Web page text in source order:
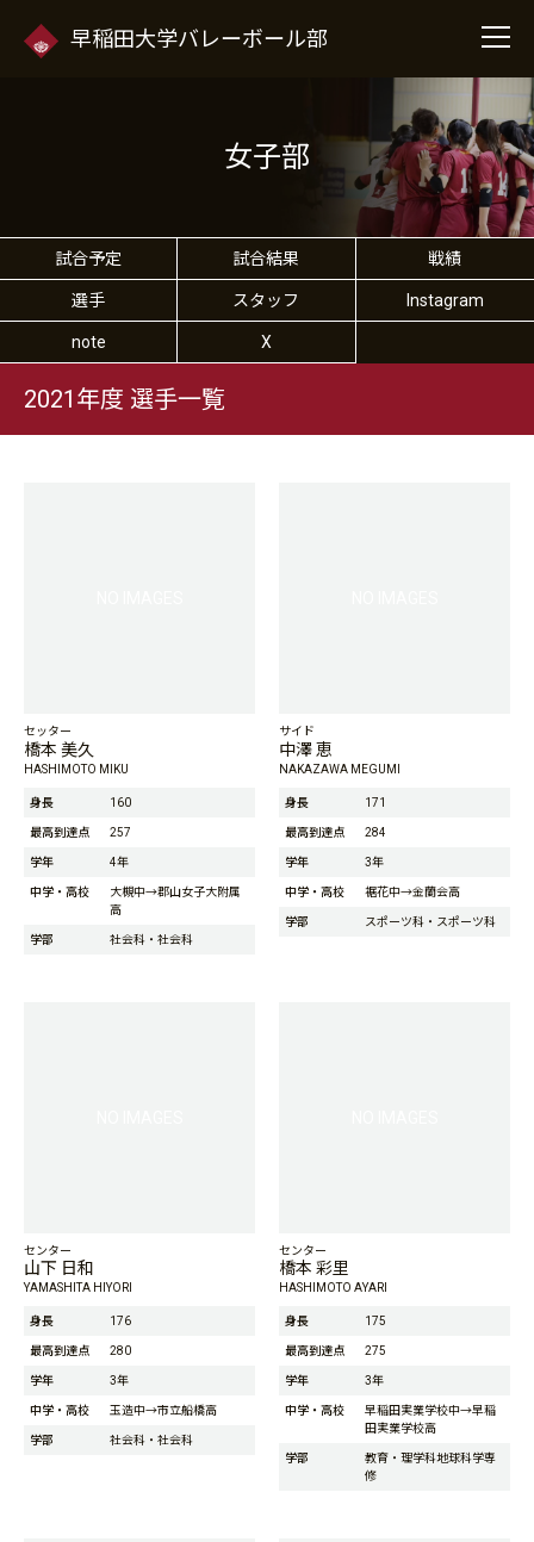
早稲田大学バレーボール部
女子部
試合予定 試合結果 戦績
選手 スタッフ Instagram
note X
2021年度 選手一覧
セッター
橋本 美久
HASHIMOTO MIKU
身長 160
最高到達点 257
学年 4年
中学・高校
大槻中→郡山女子大附属
高
学部 社会科・社会科
サイド
中澤 恵
NAKAZAWA MEGUMI
身長 171
最高到達点 284
学年 3年
中学・高校 裾花中→金蘭会高
学部 スポーツ科・スポーツ科
センター
山下 日和
YAMASHITA HIYORI
身長 176
最高到達点 280
学年 3年
中学・高校 玉造中→市立船橋高
学部 社会科・社会科
センター
橋本 彩里
HASHIMOTO AYARI
身長 175
最高到達点 275
学年 3年
中学・高校
早稲田実業学校中→早稲
田実業学校高
学部
教育・理学科地球科学専
修